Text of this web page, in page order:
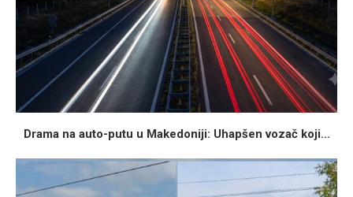
Drama na auto-putu u Makedoniji: Uhapšen vozač koji...